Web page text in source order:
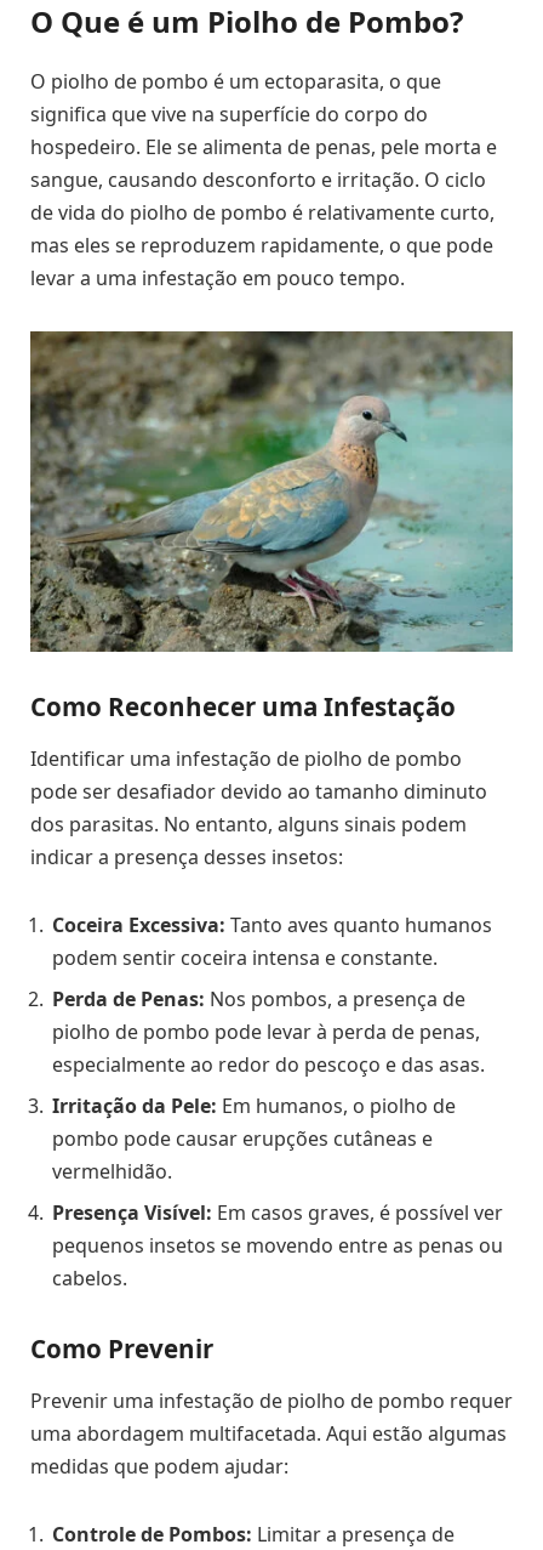
O Que é um Piolho de Pombo?
O piolho de pombo é um ectoparasita, o que
significa que vive na superfície do corpo do
hospedeiro. Ele se alimenta de penas, pele morta e
sangue, causando desconforto e irritação. O ciclo
de vida do piolho de pombo é relativamente curto,
mas eles se reproduzem rapidamente, o que pode
levar a uma infestação em pouco tempo.
Como Reconhecer uma Infestação
Identificar uma infestação de piolho de pombo
pode ser desafiador devido ao tamanho diminuto
dos parasitas. No entanto, alguns sinais podem
indicar a presença desses insetos:
Coceira Excessiva: Tanto aves quanto humanos
podem sentir coceira intensa e constante.
Perda de Penas: Nos pombos, a presença de
piolho de pombo pode levar à perda de penas,
especialmente ao redor do pescoço e das asas.
Irritação da Pele: Em humanos, o piolho de
pombo pode causar erupções cutâneas e
vermelhidão.
Presença Visível: Em casos graves, é possível ver
pequenos insetos se movendo entre as penas ou
cabelos.
Como Prevenir
Prevenir uma infestação de piolho de pombo requer
uma abordagem multifacetada. Aqui estão algumas
medidas que podem ajudar:
Controle de Pombos: Limitar a presença de